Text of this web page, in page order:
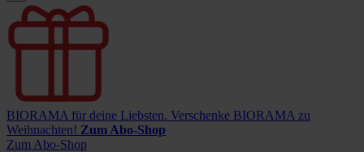
BIORAMA für deine Liebsten. Verschenke BIORAMA zu
Weihnachten! Zum Abo-Shop
Zum Abo-Shop